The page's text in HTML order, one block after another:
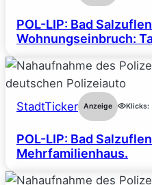
POL-LIP: Bad
Wohnungseinbruch:
StadtTicker Anzeige Klicks:
POL-LIP: Bad
Mehrfamilienhaus.